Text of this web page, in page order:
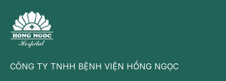
người bệnh cần được đưa về/ chở về.
Thực hiện xét nghiệm máu theo chỉ định.
CÔNG TY TNHH BỆNH VIỆN HỒNG NGỌC